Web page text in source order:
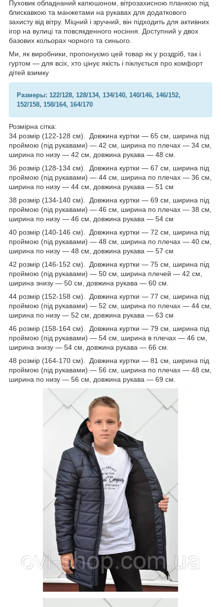
Пуховик обладнаний капюшоном, вітрозахисною планкою під
блискавкою та манжетами на рукавах для додаткового
захисту від вітру. Міцний і зручний, він підходить для активних
ігор на вулиці та повсякденного носіння. Доступний у двох
базових кольорах чорного та синього.
Ми, як виробники, пропонуємо цей товар як у роздріб, так і
гуртом — для всіх, хто цінує якість і піклується про комфорт
дітей взимку
Размеры: 122/128, 128/134, 134/140, 140/146, 146/152,
152/158, 158/164, 164/170
Розмірна сітка:
34 розмір (122-128 см). Довжина куртки — 65 см, ширина під
проймою (під рукавами) — 42 см, ширина по плечах — 34 см,
ширина по низу — 42 см, довжина рукава — 48 см.
36 розмір (128-134 см). Довжина куртки — 67 см, ширина під
проймою (під рукавами) — 44 см, ширина по плечах — 36 см,
ширина по низу — 44 см, довжина рукава — 51 см
38 розмір (134-140 см). Довжина куртки — 69 см, ширина під
проймою (під рукавами) — 46 см, ширина по плечах — 38 см,
ширина по низу — 46 см, довжина рукава — 54 см
40 розмір (140-146 см). Довжина куртки — 72 см, ширина під
проймою (під рукавами) — 48 см, ширина по плечах — 40 см,
ширина по низу — 48 см, довжина рукава — 57 см
42 розмір (146-152 см). Довжина куртки — 75 см, ширина під
проймою (під рукавами) — 50 см, ширина плечей — 42 см,
ширина знизу — 50 см, довжина рукава — 60 см.
44 розмір (152-158 см). Довжина куртки — 77 см, ширина під
проймою (під рукавами) — 52 см, ширина по плечах — 44 см,
ширина по низу — 52 см, довжина рукава — 63 см
46 розмір (158-164 см). Довжина куртки — 79 см, ширина під
проймою (під рукавами) — 54 см, ширина в плечах — 46 см,
ширина знизу — 54 см, довжина рукава — 66 см.
48 розмір (164-170 см). Довжина куртки — 81 см, ширина під
проймою (під рукавами) — 56 см, ширина по плечах — 48 см,
ширина по низу — 56 см, довжина рукава — 69 см.